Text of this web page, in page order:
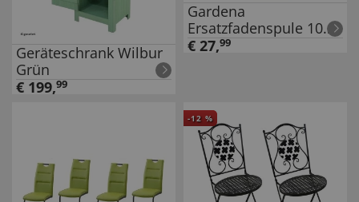
Geräteschrank Wilbur
Grün
€ 199,99
Gardena
Ersatzfadenspule 10m
passend für Gardena
€ 27,99
-12 %